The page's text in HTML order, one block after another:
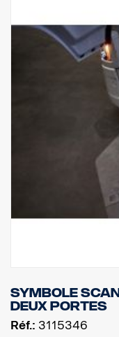
Nombre de points de
Câblage pour 4
Symbole
deux portes
Réf.: 3115346